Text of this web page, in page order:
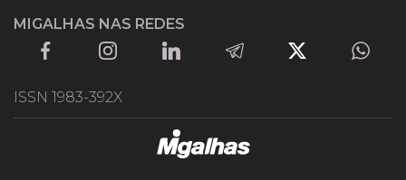
MIGALHAS NAS REDES
ISSN 1983-392X